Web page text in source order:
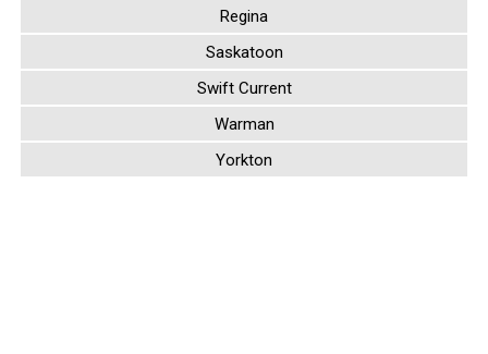
Regina
Saskatoon
Swift Current
Warman
Yorkton